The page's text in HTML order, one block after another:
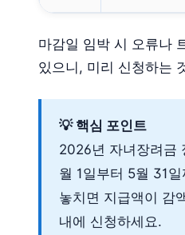
마감일 임박 시 오류나
있으니, 미리 신청하는
💡 핵심 포인트
2026년 자녀장려금
월 1일부터 5월 31
놓치면 지급액이 감
내에 신청하세요.